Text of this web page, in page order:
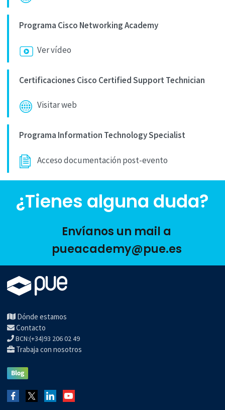
Programa Cisco Networking Academy
Ver vídeo
Certificaciones Cisco Certified Support Technician
Visitar web
Programa Information Technology Specialist
Acceso documentación post-evento
¿Tienes alguna duda?
Envíanos un mail a
pueacademy@pue.es
Dónde estamos
Contacto
BCN:(+34)93 206 02 49
Trabaja con nosotros